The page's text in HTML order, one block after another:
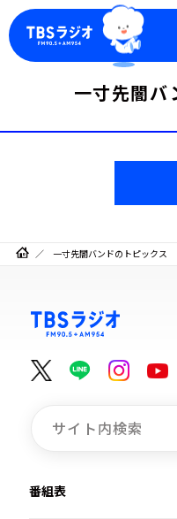
今日の番組表
週間番組表
トピックス
TBS Podcast
イベント・グッズ
一寸先闇バ
一寸先闇バンドのトピックス
番組表